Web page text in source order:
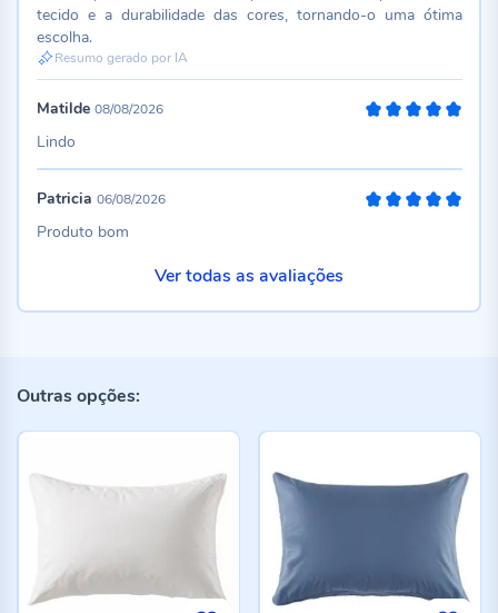
tecido e a durabilidade das cores, tornando-o uma ótima
escolha.
Resumo gerado por IA
Matilde 08/08/2026
Lindo
Patricia 06/08/2026
Produto bom
Ver todas as avaliações
Outras opções: